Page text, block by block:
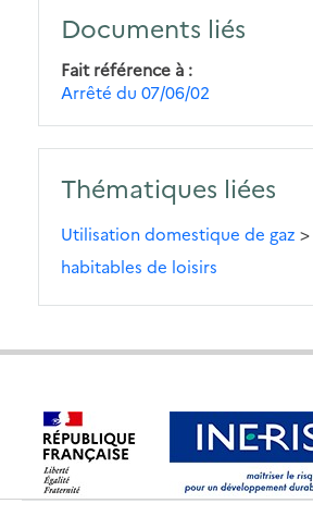
Documents liés
Fait référence à
Arrêté du 07/06/02
Thématiques liées
Utilisation domestique de gaz >
habitables de loisirs